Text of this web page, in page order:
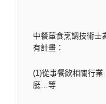
中餐葷食烹調技術士
有計畫：
(1)從事餐飲相關行
廳…等